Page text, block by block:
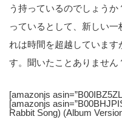
う持っているのでしょう
っているとして、新しい
れは時間を超越しています
す。聞いたことありません
[amazonjs
[amazonjs
Rabbit Song) (Album